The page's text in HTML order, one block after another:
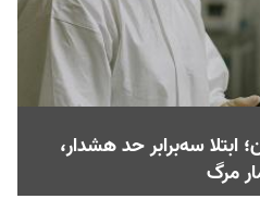
ابتلا سه‌برابر حد هشدار،
مرگ